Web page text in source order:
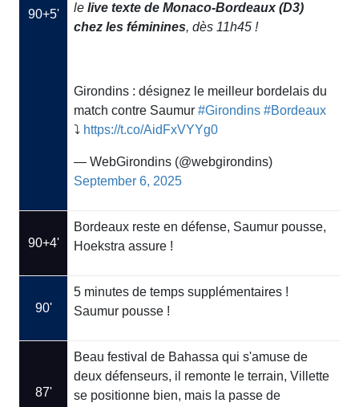
90+5'
le live texte de Monaco-Bordeaux (D3)
chez les féminines, dès 11h45 !
Girondins : désignez le meilleur bordelais du
match contre Saumur #Girondins #Bordeaux
⤵️ https://t.co/AidFxVYYg0
— WebGirondins (@webgirondins)
September 6, 2025
90+4'
Bordeaux reste en défense, Saumur pousse,
Hoekstra assure !
90'
5 minutes de temps supplémentaires !
Saumur pousse !
87'
Beau festival de Bahassa qui s'amuse de
deux défenseurs, il remonte le terrain, Villette
se positionne bien, mais la passe de